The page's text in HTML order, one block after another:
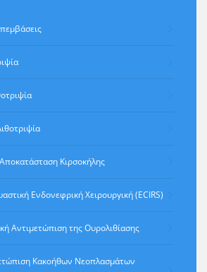
Κιρσοκήλης
Ενδονεφρική Χειρουργική (ECIRS)
Aντιμετώπιση της Ουρολιθίασης
Κακοήθων Νεοπλασμάτων